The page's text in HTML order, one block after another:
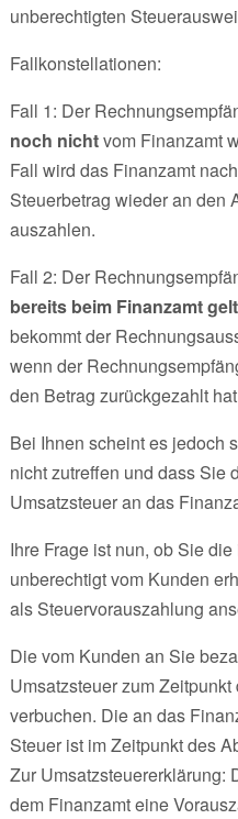
unberechtigten
Fallkonstellationen:
Fall 1: Der
noch nichtvom Finanzamt
Fall wird das Finanzamt
Steuerbetrag wieder an den
auszahlen.
Fall 2: Der
bereits beim Finanzamt
bekommt der
wenn der
den Betrag zurückgezahlt
Bei Ihnen scheint es jedoch
nicht zutreffen und dass Sie
Umsatzsteuer an das
Ihre Frage ist nun, ob Sie
unberechtigt vom Kunden
als Steuervorauszahlung
Die vom Kunden an Sie
Umsatzsteuer zum
verbuchen. Die an das
Steuer ist im Zeitpunkt des
Zur Umsatzsteuererklärung:
dem Finanzamt eine